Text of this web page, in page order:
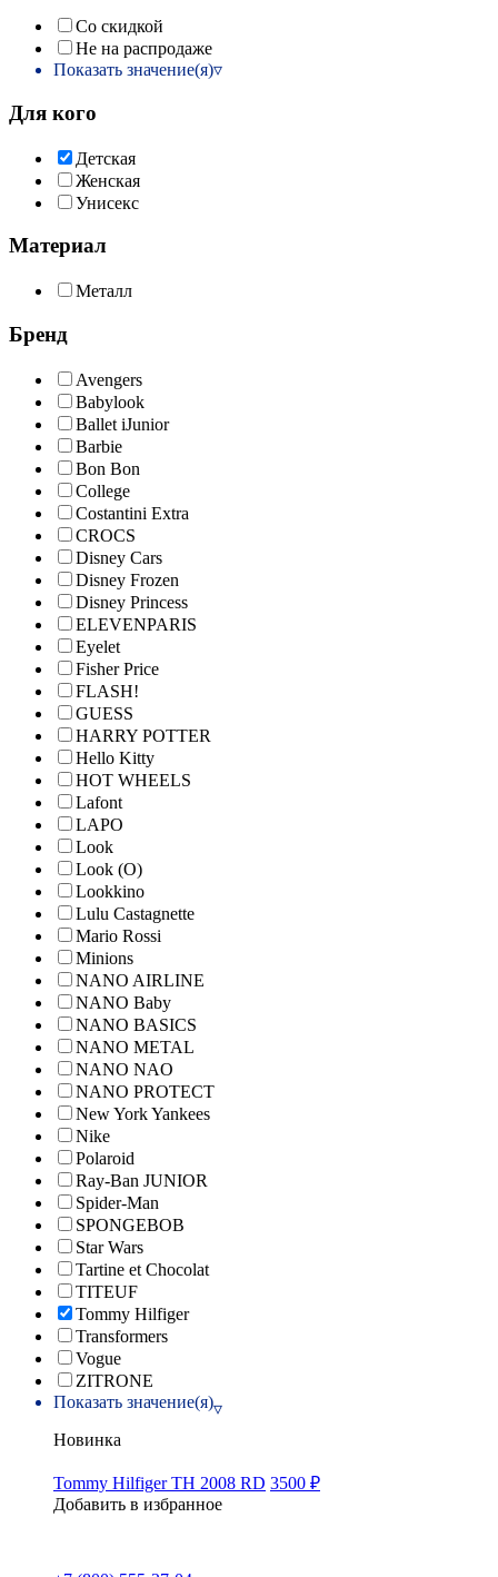
Со скидкой
Не на распродаже
Показать значение(я)
Для кого
Детская
Женская
Унисекс
Материал
Металл
Бренд
Avengers
Babylook
Ballet iJunior
Barbie
Bon Bon
College
Costantini Extra
CROCS
Disney Cars
Disney Frozen
Disney Princess
ELEVENPARIS
Eyelet
Fisher Price
FLASH!
GUESS
HARRY POTTER
Hello Kitty
HOT WHEELS
Lafont
LAPO
Look
Look (O)
Lookkino
Lulu Castagnette
Mario Rossi
Minions
NANO AIRLINE
NANO Baby
NANO BASICS
NANO METAL
NANO NAO
NANO PROTECT
New York Yankees
Nike
Polaroid
Ray-Ban JUNIOR
Spider-Man
SPONGEBOB
Star Wars
Tartine et Chocolat
TITEUF
Tommy Hilfiger
Transformers
Vogue
ZITRONE
Показать значение(я)
Новинка
Tommy Hilfiger TH 2008 RD 3500 ₽
Добавить в избранное